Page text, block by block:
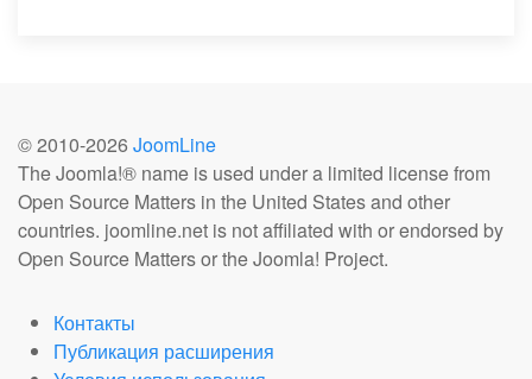
© 2010-2026 JoomLine
The Joomla!® name is used under a limited license from
Open Source Matters in the United States and other
countries. joomline.net is not affiliated with or endorsed by
Open Source Matters or the Joomla! Project.
Контакты
Публикация расширения